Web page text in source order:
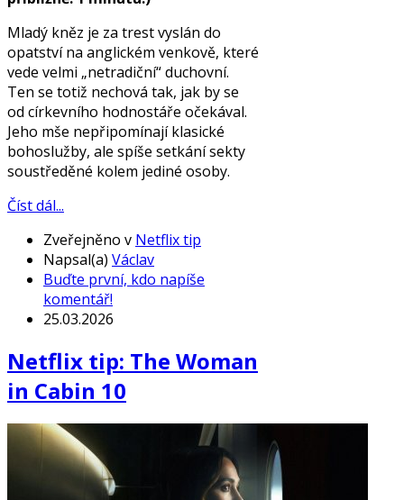
Mladý kněz je za trest vyslán do
opatství na anglickém venkově, které
vede velmi „netradiční“ duchovní.
Ten se totiž nechová tak, jak by se
od církevního hodnostáře očekával.
Jeho mše nepřipomínají klasické
bohoslužby, ale spíše setkání sekty
soustředěné kolem jediné osoby.
Číst dál...
Zveřejněno v Netflix tip
Napsal(a) Václav
Buďte první, kdo napíše
komentář!
25.03.2026
Netflix tip: The Woman
in Cabin 10